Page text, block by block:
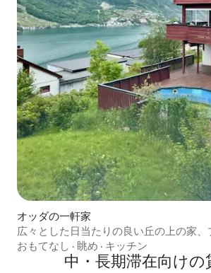
オッダの一軒家
広々とした日当たりの良い丘の上の家、
ドの眺望。
おもてなし · 眺め · キッチン
中・長期滞在向けの